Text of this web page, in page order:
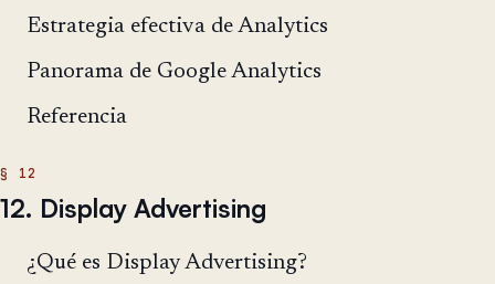
Estrategia efectiva de Analytics
Panorama de Google Analytics
Referencia
12. Display Advertising
¿Qué es Display Advertising?